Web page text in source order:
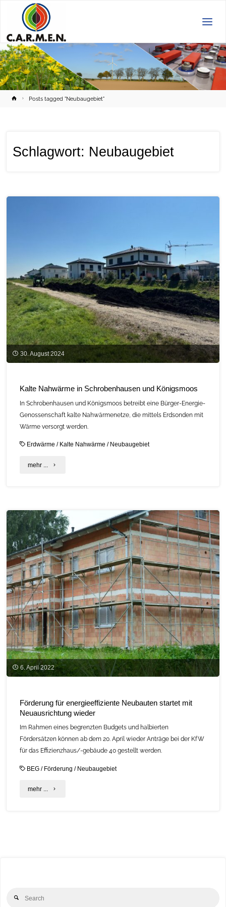
HomePosts tagged "Neubaugebiet"
Schlagwort: Neubaugebiet
30. August 2024
Kalte Nahwärme in Schrobenhausen und Königsmoos
In Schrobenhausen und Königsmoos betreibt eine Bürger-Energie-
Genossenschaft kalte Nahwärmenetze, die mittels Erdsonden mit
Wärme versorgt werden.
Erdwärme / Kalte Nahwärme / Neubaugebiet
mehr ... "Kalte
Schrobenhausen
und
Königsmoos"
6. April 2022
Förderung für energieeffiziente Neubauten startet mit
Neuausrichtung wieder
Im Rahmen eines begrenzten Budgets und halbierten
Fördersätzen können ab dem 20. April wieder Anträge bei der KfW
für das Effizienzhaus/-gebäude 40 gestellt werden.
BEG / Förderung / Neubaugebiet
mehr ... "Förderung
Search